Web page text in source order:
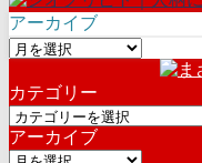
アーカイブ
ア
カ
イ
ブ
カテゴリー
カ
テ
アーカイブ
ア